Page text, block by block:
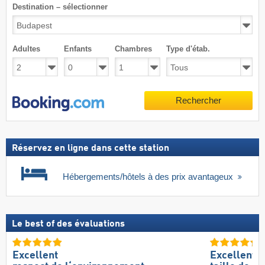
Destination – sélectionner
Adultes Enfants Chambres Type d'étab.
Rechercher
Réservez en ligne dans cette station
Hébergements/hôtels à des prix avantageux
Le best of des évaluations
Excellent
Excellente